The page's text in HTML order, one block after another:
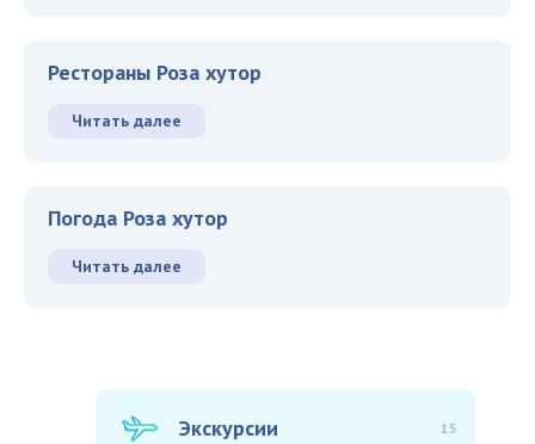
Рестораны Роза хутор
Читать далее
Погода Роза хутор
Читать далее
Экскурсии 15